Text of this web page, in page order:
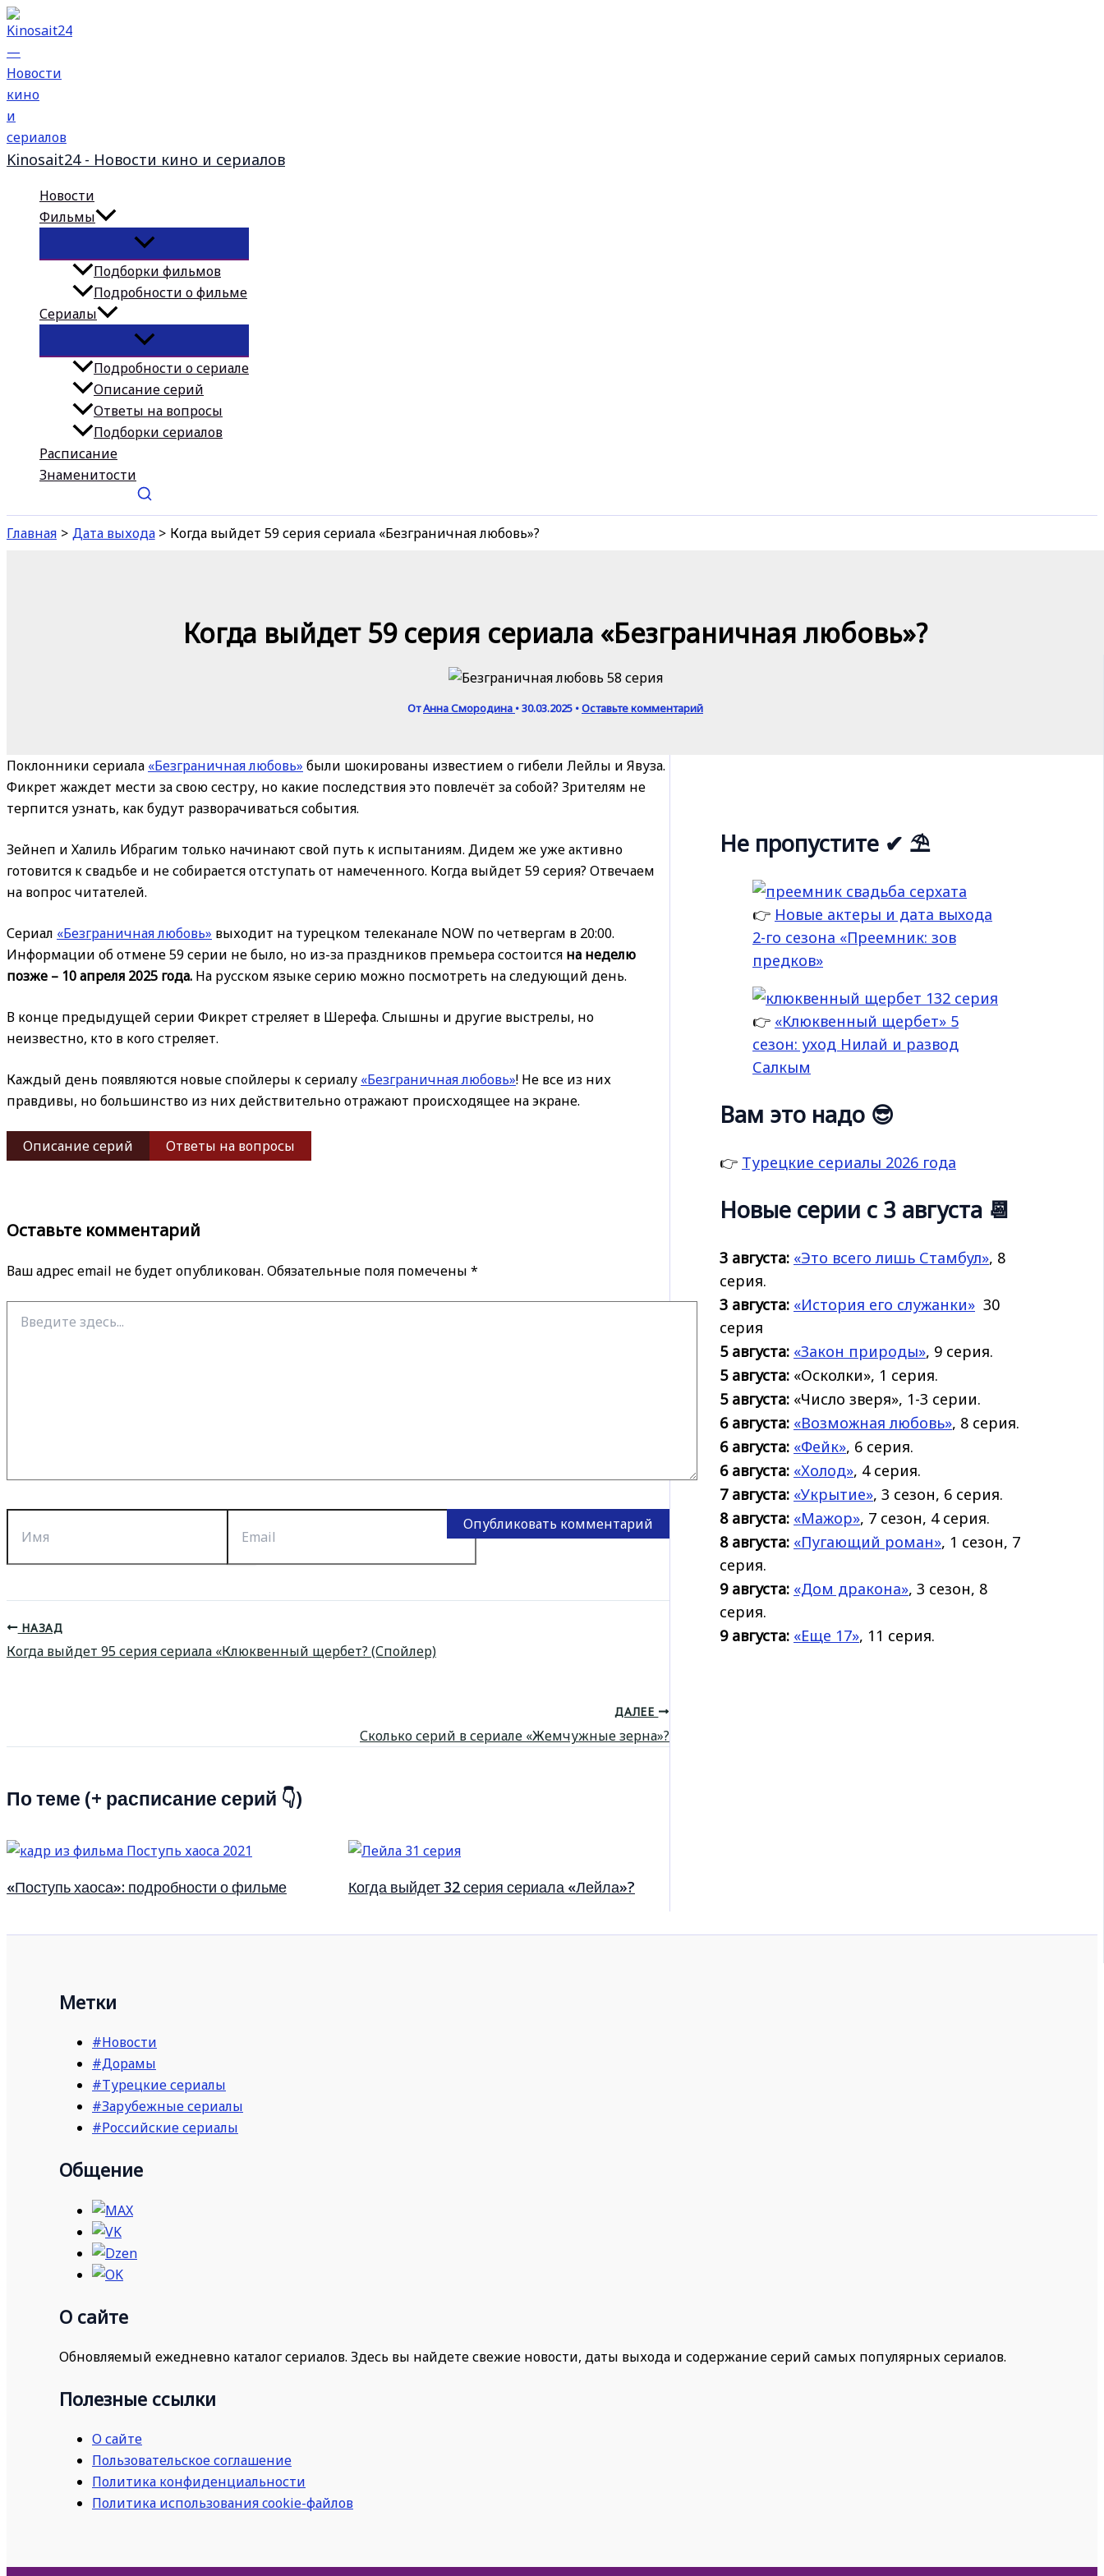
Перейти
к
содержимому
Kinosait24 - Новости кино и сериалов
Новости
Фильмы
Подборки фильмов
Подробности о фильме
Сериалы
Подробности о сериале
Описание серий
Ответы на вопросы
Подборки сериалов
Расписание
Знаменитости
Главная Дата выхода Когда выйдет 59 серия сериала «Безграничная любовь»?
Когда выйдет 59 серия сериала «Безграничная любовь»?
ОтАнна Смородина •30.03.2025 •Оставьте комментарий
Поклонники сериала «Безграничная любовь» были шокированы известием о гибели Лейлы и Явуза.
Фикрет жаждет мести за свою сестру, но какие последствия это повлечёт за собой? Зрителям не
терпится узнать, как будут разворачиваться события.
Зейнеп и Халиль Ибрагим только начинают свой путь к испытаниям. Дидем же уже активно
готовится к свадьбе и не собирается отступать от намеченного. Когда выйдет 59 серия? Отвечаем
на вопрос читателей.
Сериал «Безграничная любовь» выходит на турецком телеканале NOW по четвергам в 20:00.
Информации об отмене 59 серии не было, но из-за праздников премьера состоится на неделю
позже – 10 апреля 2025 года. На русском языке серию можно посмотреть на следующий день.
В конце предыдущей серии Фикрет стреляет в Шерефа. Слышны и другие выстрелы, но
неизвестно, кто в кого стреляет.
Каждый день появляются новые спойлеры к сериалу «Безграничная любовь»! Не все из них
правдивы, но большинство из них действительно отражают происходящее на экране.
Описание серий Ответы на вопросы
Оставьте комментарий
Ваш адрес email не будет опубликован. Обязательные поля помечены *
здесь...
Имя Email
НАЗАД
Когда выйдет 95 серия сериала «Клюквенный щербет? (Спойлер)
ДАЛЕЕ
Сколько серий в сериале «Жемчужные зерна»?
По теме (+ расписание серий 👇)
«Поступь хаоса»: подробности о фильме Когда выйдет 32 серия сериала «Лейла»?
Не пропустите ✔ ⛱
👉 Новые актеры и дата выхода
2-го сезона «Преемник: зов
предков»
👉 «Клюквенный щербет» 5
сезон: уход Нилай и развод
Салкым
Вам это надо 😎
👉 Турецкие сериалы 2026 года
Новые серии с 3 августа 📆
3 августа: «Это всего лишь Стамбул», 8
серия.
3 августа: «История его служанки» 30
серия
5 августа: «Закон природы», 9 серия.
5 августа: «Осколки», 1 серия.
5 августа: «Число зверя», 1-3 серии.
6 августа: «Возможная любовь», 8 серия.
6 августа: «Фейк», 6 серия.
6 августа: «Холод», 4 серия.
7 августа: «Укрытие», 3 сезон, 6 серия.
8 августа: «Мажор», 7 сезон, 4 серия.
8 августа: «Пугающий роман», 1 сезон, 7
серия.
9 августа: «Дом дракона», 3 сезон, 8
серия.
9 августа: «Еще 17», 11 серия.
Метки
#Новости
#Дорамы
#Турецкие сериалы
#Зарубежные сериалы
#Российские сериалы
Общение
О сайте
Обновляемый ежедневно каталог сериалов. Здесь вы найдете свежие новости, даты выхода и содержание серий самых популярных сериалов.
Полезные ссылки
О сайте
Пользовательское соглашение
Политика конфиденциальности
Политика использования cookie-файлов